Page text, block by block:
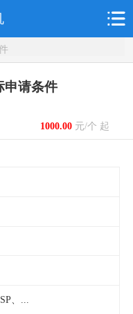
申请条件
1000.00元/个 起
、...